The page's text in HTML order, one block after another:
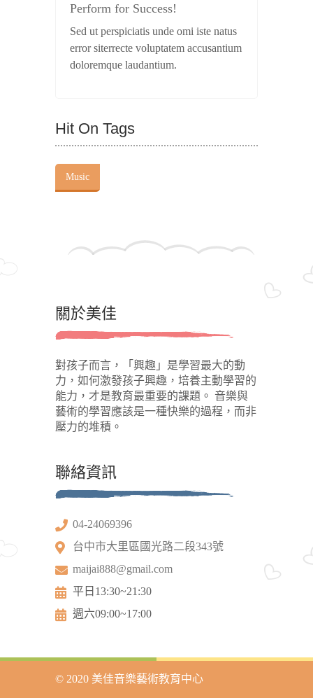
Perform for Success!
Sed ut perspiciatis unde omi iste natus
error siterrecte voluptatem accusantium
doloremque laudantium.
Hit On Tags
Music
關於美佳
對孩子而言，「興趣」是學習最大的動
力，如何激發孩子興趣，培養主動學習的
能力，才是教育最重要的課題。 音樂與
藝術的學習應該是一種快樂的過程，而非
壓力的堆積。
聯絡資訊
04-24069396
台中市大里區國光路二段343號
maijai888@gmail.com
平日13:30~21:30
週六09:00~17:00
© 2020 美佳音樂藝術教育中心